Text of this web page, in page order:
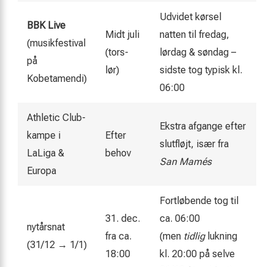
BBK Live
(musikfestival
på
Kobetamendi)
Midt juli
(tors-
lør)
Udvidet kørsel
natten til fredag,
lørdag & søndag –
sidste tog typisk kl.
06:00
Athletic Club-
kampe i
LaLiga &
Europa
Efter
behov
Ekstra afgange efter
slutfløjt, især fra
San Mamés
nytårsnat
(31/12 → 1/1)
31. dec.
fra ca.
18:00
Fortløbende tog til
ca. 06:00
(men tidliglukning
kl. 20:00 på selve